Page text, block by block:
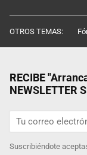
OTROS TEMAS:
RECIBE
NEWSLETTER
Suscribiéndote